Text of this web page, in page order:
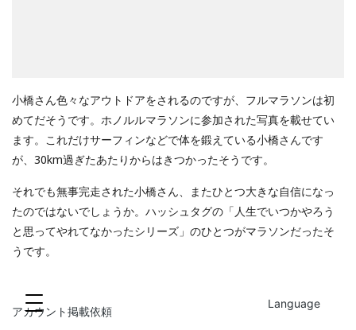
小橋さん色々なアウトドアをされるのですが、フルマラソンは初
めてだそうです。ホノルルマラソンに参加された写真を載せてい
ます。これだけサーフィンなどで体を鍛えている小橋さんです
が、30km過ぎたあたりからはきつかったそうです。
それでも無事完走された小橋さん、またひとつ大きな自信になっ
たのではないでしょうか。ハッシュタグの「人生でいつかやろう
と思ってやれてなかったシリーズ」のひとつがマラソンだったそ
うです。